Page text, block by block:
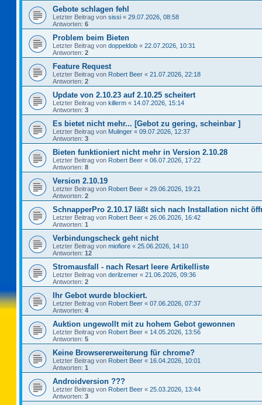
Gebote schlagen fehl
Letzter Beitrag von sissi « 29.07.2026, 08:58
Antworten: 6
Problem beim Bieten
Letzter Beitrag von doppeldob « 22.07.2026, 10:31
Antworten: 2
Feature Request
Letzter Beitrag von Robert Beer « 21.07.2026, 22:18
Antworten: 2
Update von 2.10.23 auf 2.10.25 scheitert
Letzter Beitrag von killerm « 14.07.2026, 15:14
Antworten: 3
Es bietet nicht mehr... [Gebot zu gering, scheinbar ]
Letzter Beitrag von Mulinger « 09.07.2026, 12:37
Antworten: 3
Bieten funktioniert nicht mehr in Version 2.10.28
Letzter Beitrag von Robert Beer « 06.07.2026, 17:22
Antworten: 8
Version 2.10.19
Letzter Beitrag von Robert Beer « 29.06.2026, 19:21
Antworten: 2
SchnapperPro 2.10.17 läßt sich nach Installation nicht
Letzter Beitrag von Robert Beer « 26.06.2026, 16:42
Antworten: 1
Verbindungscheck geht nicht
Letzter Beitrag von miofiore « 25.06.2026, 14:10
Antworten: 12
Stromausfall - nach Resart leere Artikelliste
Letzter Beitrag von derilzemer « 21.06.2026, 09:36
Antworten: 2
Ihr Gebot wurde blockiert.
Letzter Beitrag von Robert Beer « 07.06.2026, 07:37
Antworten: 4
Auktion ungewollt mit zu hohem Gebot gewonnen
Letzter Beitrag von Robert Beer « 14.05.2026, 13:56
Antworten: 5
Keine Browsererweiterung für chrome?
Letzter Beitrag von Robert Beer « 16.04.2026, 10:01
Antworten: 1
Androidversion ???
Letzter Beitrag von Robert Beer « 25.03.2026, 13:44
Antworten: 3